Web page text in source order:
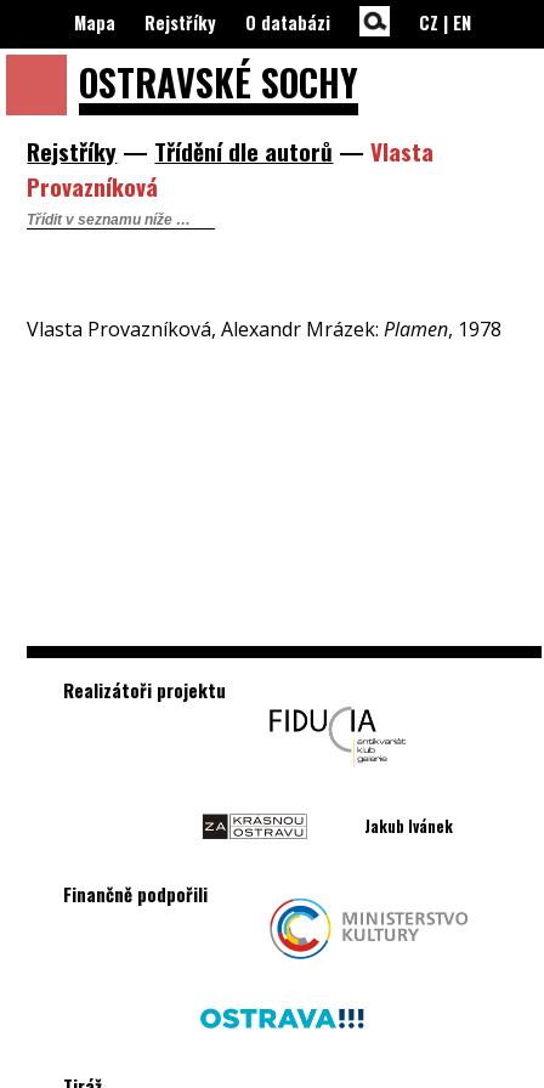
OSTRAVSKÉ SOCHY
Mapa Rejstříky O databázi CZ | EN
Rejstříky — Třídění dle autorů —Vlasta
Provazníková
Vlasta Provazníková, Alexandr Mrázek:Plamen, 1978
Realizátoři projektu
Jakub Ivánek
Finančně podpořili